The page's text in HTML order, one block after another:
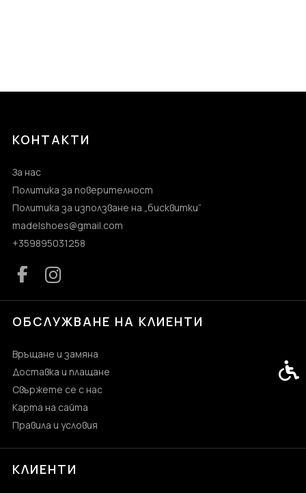
КОНТАКТИ
За нас
Политика за поверителност
Политика за използване на „бисквитки“
madelshoes@gmail.com
+359895031258
ОБСЛУЖВАНЕ НА КЛИЕНТИ
Връщане и замяна
Доставка и плащане
Свържете се с нас
Карта на сайта
Правила и условия
КЛИЕНТИ